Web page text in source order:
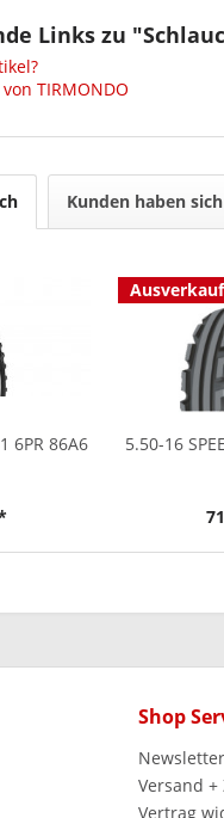
Links zu
TIRMONDO
Kunden haben
6PR 86A6
5.50-16
Shop
Newsletter
Versand
Vertrag